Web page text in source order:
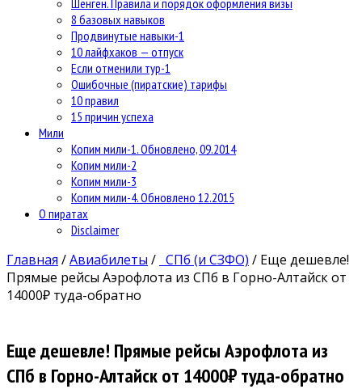
8 базовых навыков
Продвинутые навыки-1
10 лайфхаков — отпуск
Если отменили тур-1
Ошибочные (пиратские) тарифы
10 правил
15 причин успеха
Мили
Копим мили-1. Обновлено, 09.2014
Копим мили-2
Копим мили-3
Копим мили-4. Обновлено 12.2015
О пиратах
Disclaimer
Главная /Авиабилеты / СПб (и СЗФО) / Еще дешевле!
Прямые рейсы Аэрофлота из СПб в Горно-Алтайск от
14000₽ туда-обратно
Еще дешевле! Прямые рейсы Аэрофлота из
СПб в Горно-Алтайск от 14000₽ туда-обратно